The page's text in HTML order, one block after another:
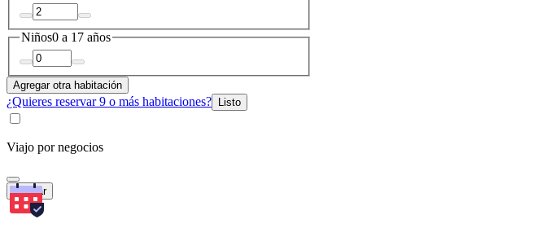
Niños0 a 17 años
Agregar otra habitación
¿Quieres reservar 9 o más habitaciones? Listo
Viajo por negocios
Buscar